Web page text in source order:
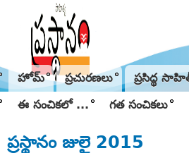
హోమ్ ప్రచురణలు ప్రసిద్థ
ఈ సంచికలో ... గత సంచికలు
ప్రస్థానం జులై 2015